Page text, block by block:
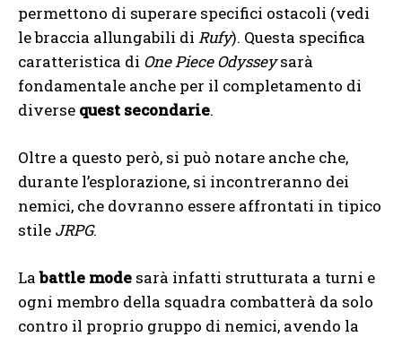
permettono di superare specifici ostacoli (vedi
le braccia allungabili di Rufy). Questa specifica
caratteristica di One Piece Odysseysarà
fondamentale anche per il completamento di
diverse quest secondarie.
Oltre a questo però, si può notare anche che,
durante l’esplorazione, si incontreranno dei
nemici, che dovranno essere affrontati in tipico
stile JRPG.
Labattle mode sarà infatti strutturata a turni e
ogni membro della squadra combatterà da solo
contro il proprio gruppo di nemici, avendo la